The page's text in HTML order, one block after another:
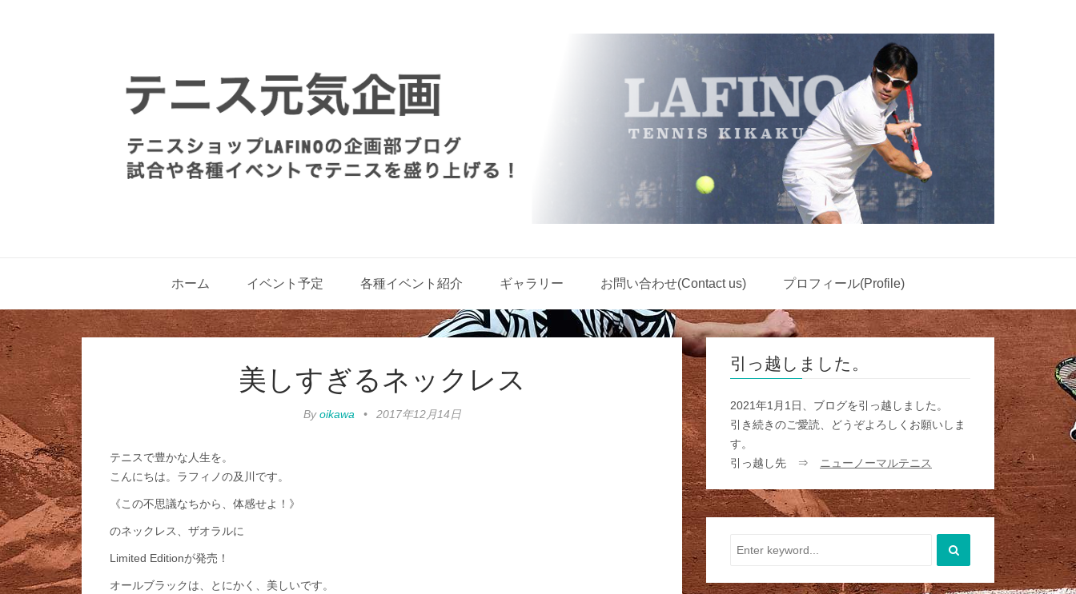
ホーム イベント予定 各種イベント紹介 ギャラリー お問い合わせ(Contact us) プロフィール(Profile)
美しすぎるネックレス
Byoikawa • 2017年12月14日
テニスで豊かな人生を。
こんにちは。ラフィノの及川です。
《この不思議なちから、体感せよ！》
のネックレス、ザオラルに
Limited Editionが発売！
オールブラックは、とにかく、美しいです。
引っ越しました。
2021年1月1日、ブログを引っ越しました。
引き続きのご愛読、どうぞよろしくお願いしま
す。
引っ越し先 ⇒
ニューノーマルテニス